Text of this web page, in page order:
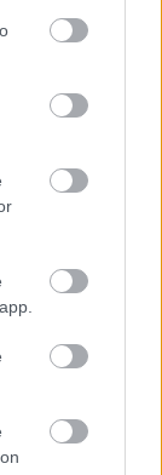
Skandináv
a Róma
minél
a
is rajthoz
hét alatt két
legnagyobb
az elmúlt